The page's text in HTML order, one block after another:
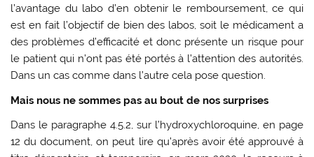
l’avantage du labo d’en obtenir le remboursement, ce qui
est en fait l’objectif de bien des labos, soit le médicament a
des problèmes d’efficacité et donc présente un risque pour
le patient qui n’ont pas été portés à l’attention des autorités.
Dans un cas comme dans l’autre cela pose question.
Mais nous ne sommes pas au bout de nos surprises
Dans le paragraphe 4.5.2, sur l’hydroxychloroquine, en page
12 du document, on peut lire qu’après avoir été approuvé à